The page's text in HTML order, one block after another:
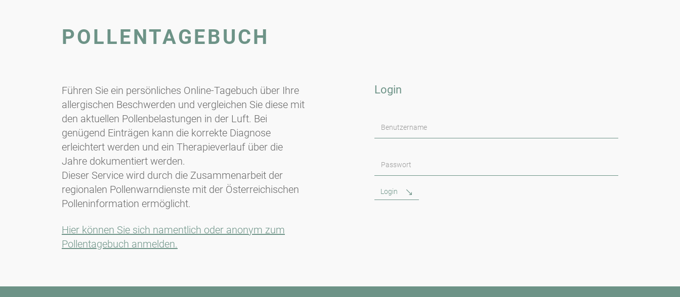
POLLENTAGEBUCH
Führen Sie ein persönliches Online-Tagebuch über Ihre
allergischen Beschwerden und vergleichen Sie diese mit
den aktuellen Pollenbelastungen in der Luft. Bei
genügend Einträgen kann die korrekte Diagnose
erleichtert werden und ein Therapieverlauf über die
Jahre dokumentiert werden.
Dieser Service wird durch die Zusammenarbeit der
regionalen Pollenwarndienste mit der Österreichischen
Polleninformation ermöglicht.
Hier können Sie sich namentlich oder anonym zum
Pollentagebuch anmelden.
Login
Benutzername
Passwort
Login